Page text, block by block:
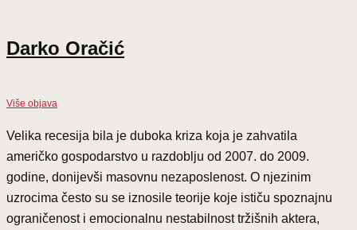
Darko Oračić
Više objava
Velika recesija bila je duboka kriza koja je zahvatila
američko gospodarstvo u razdoblju od 2007. do 2009.
godine, donijevši masovnu nezaposlenost. O njezinim
uzrocima često su se iznosile teorije koje ističu spoznajnu
ograničenost i emocionalnu nestabilnost tržišnih aktera,